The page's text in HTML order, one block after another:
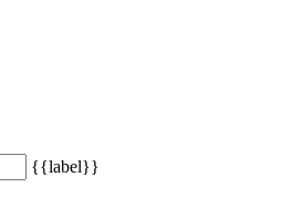
{{label}}